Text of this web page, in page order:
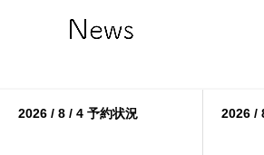
2026 / 8 / 4 予約状況 2026 /